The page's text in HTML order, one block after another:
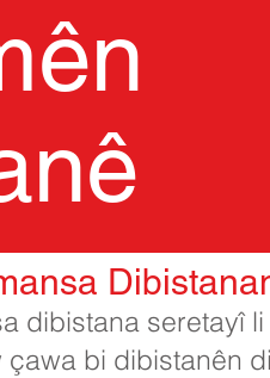
dibistana seretayî
bi dibistanên